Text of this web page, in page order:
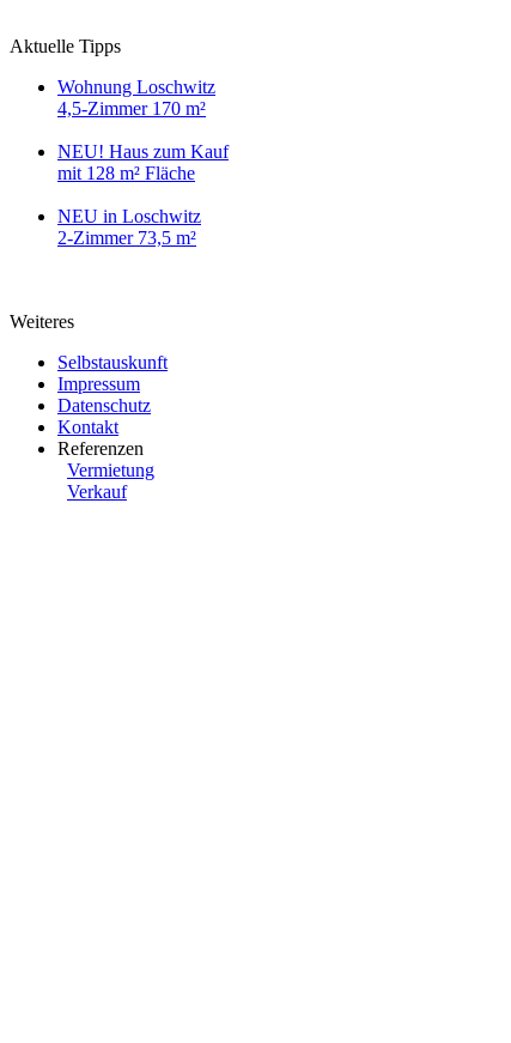
Aktuelle Tipps
Wohnung Loschwitz
4,5-Zimmer 170 m²
NEU! Haus zum Kauf
mit 128 m² Fläche
NEU in Loschwitz
2-Zimmer 73,5 m²
Weiteres
Selbstauskunft
Impressum
Datenschutz
Kontakt
Referenzen
Vermietung
Verkauf